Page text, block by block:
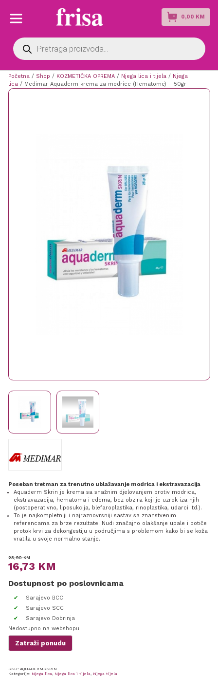
0,00 KM
Products
search
Početna / Shop / KOZMETIČKA OPREMA/ Njega lica i tijela / Njega
lica / Medimar Aquaderm krema za modrice (Hematome) – 50gr
Poseban tretman za trenutno ublažavanje modrica i ekstravazacija
Aquaderm Skrin je krema sa snažnim djelovanjem protiv modrica,
ekstravazacija, hematoma i edema, bez obzira koji je uzrok iza njih
(postoperativno, liposukcija, blefaroplastika, rinoplastika, udarci itd.).
To je najkompletniji i najraznovrsniji sastav sa znanstvenim
referencama za brze rezultate. Nudi značajno olakšanje upale i potiče
protok krvi za dekongestiju u područjima s problemom kako bi se koža
vratila u svoje normalno stanje.
23,90KM
Original
price
was:
23,90 KM.
16,73 KM
Current
price
is:
16,73 KM.
Dostupnost po poslovnicama
Sarajevo BCC
Sarajevo SCC
Sarajevo Dobrinja
Nedostupno na webshopu
Zatraži ponudu
SKU: AQUADERMSKRIN
Kategorije: Njega lica, Njega lica i tijela, Njega tijela